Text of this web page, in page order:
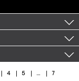
4 5 …
7